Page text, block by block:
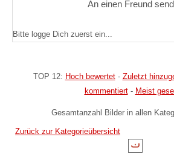
An einen Freund
Bitte logge Dich zuerst ein...
TOP 12: Hoch bewertet- Zuletzt
kommentiert- Meist
Gesamtanzahl Bilder in allen
Zurück zur Kategorieübersicht